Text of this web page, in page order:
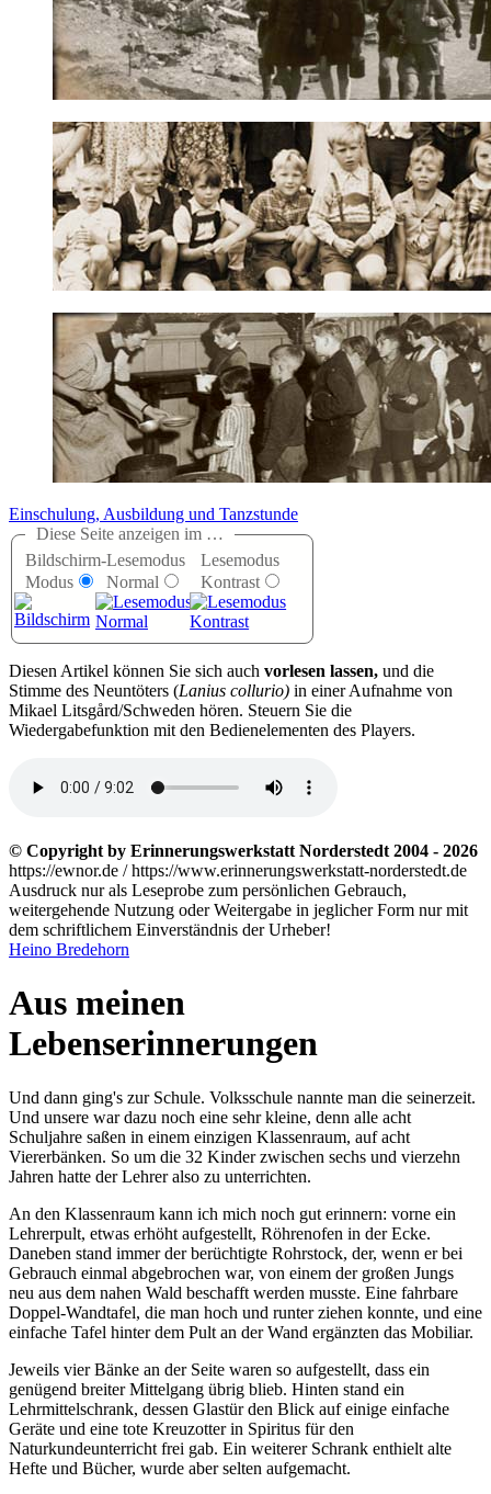
Einschulung, Ausbildung und Tanzstunde
Diese Seite anzeigen im …
Bildschirm-
Modus
Lesemodus
Normal
Lesemodus
Kontrast
Diesen Artikel können Sie sich auch vorlesen lassen, und die
Stimme des Neuntöters (Lanius collurio) in einer Aufnahme von
Mikael Litsgård/Schweden hören. Steuern Sie die
Wiedergabefunktion mit den Bedienelementen des Players.
© Copyright by Erinnerungswerkstatt Norderstedt 2004 - 2026
https://ewnor.de / https://www.erinnerungswerkstatt-norderstedt.de
Ausdruck nur als Leseprobe zum persönlichen Gebrauch,
weitergehende Nutzung oder Weitergabe in jeglicher Form nur mit
dem schriftlichem Einverständnis der Urheber!
Heino Bredehorn
Aus meinen
Lebenserinnerungen
Und dann ging's zur Schule. Volksschule nannte man die seinerzeit.
Und unsere war dazu noch eine sehr kleine, denn alle acht
Schuljahre saßen in einem einzigen Klassenraum, auf acht
Viererbänken. So um die 32 Kinder zwischen sechs und vierzehn
Jahren hatte der Lehrer also zu unterrichten.
An den Klassenraum kann ich mich noch gut erinnern: vorne ein
Lehrerpult, etwas erhöht aufgestellt, Röhrenofen in der Ecke.
Daneben stand immer der berüchtigte Rohrstock, der, wenn er bei
Gebrauch einmal abgebrochen war, von einem der großen Jungs
neu aus dem nahen Wald beschafft werden musste. Eine fahrbare
Doppel-Wandtafel, die man hoch und runter ziehen konnte, und eine
einfache Tafel hinter dem Pult an der Wand ergänzten das Mobiliar.
Jeweils vier Bänke an der Seite waren so aufgestellt, dass ein
genügend breiter Mittelgang übrig blieb. Hinten stand ein
Lehrmittelschrank, dessen Glastür den Blick auf einige einfache
Geräte und eine tote Kreuzotter in Spiritus für den
Naturkundeunterricht frei gab. Ein weiterer Schrank enthielt alte
Hefte und Bücher, wurde aber selten aufgemacht.